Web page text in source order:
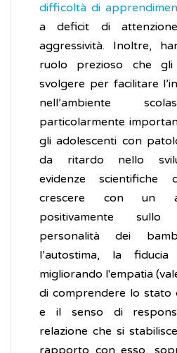
difficoltà di
a deficit di
aggressività. Inoltre,
ruolo prezioso che gli
svolgere per facilitare
nell’ambiente
particolarmente
gli adolescenti con
da ritardo nello
evidenze scientifiche
crescere con un
positivamente
personalità dei
l’autostima, la
migliorando l'empatia
di comprendere lo stato
e il senso di
relazione che si